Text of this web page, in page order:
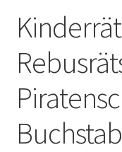
Echtheit von
FAQ
Impressum
Kasse